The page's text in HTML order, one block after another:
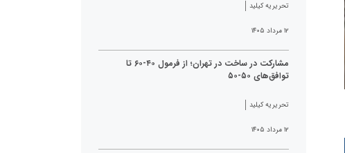
تحریریه کیلید
۱۲ مرداد ۱۴۰۵
مشارکت در ساخت در تهران؛ از فرمول ۴۰-۶۰ تا
توافق‌های ۵۰-۵۰
تحریریه کیلید
۱۲ مرداد ۱۴۰۵